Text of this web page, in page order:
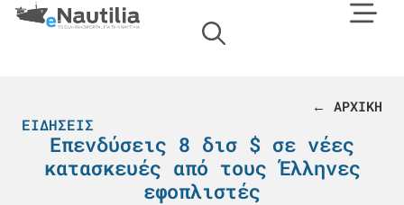
← ΑΡΧΙΚΗ
ΕΙΔΉΣΕΙΣ
Επενδύσεις 8 δισ $ σε νέες
κατασκευές από τους Έλληνες
εφοπλιστές